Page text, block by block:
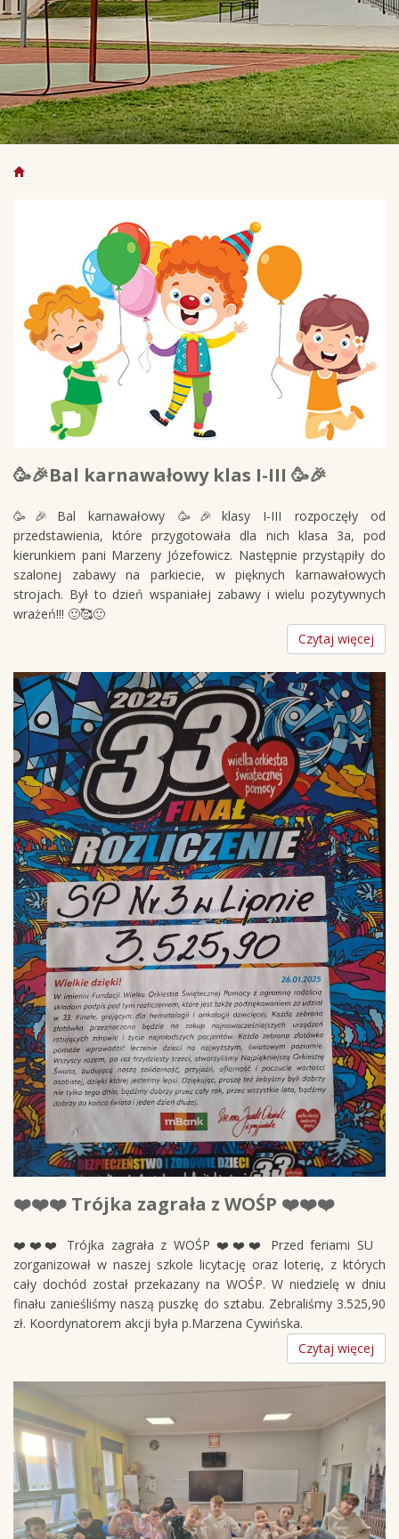
🥳🎉Bal karnawałowy klas I-III 🥳🎉
🥳🎉Bal karnawałowy 🥳🎉klasy I-III rozpoczęły od
przedstawienia, które przygotowała dla nich klasa 3a, pod
kierunkiem pani Marzeny Józefowicz. Następnie przystąpiły do
szalonej zabawy na parkiecie, w pięknych karnawałowych
strojach. Był to dzień wspaniałej zabawy i wielu pozytywnych
wrażeń!!! 🙂🥰🙂
Czytaj więcej
❤️❤️❤️ Trójka zagrała z WOŚP ❤️❤️❤️
❤️❤️❤️ Trójka zagrała z WOŚP ❤️❤️❤️ Przed feriami SU
zorganizował w naszej szkole licytację oraz loterię, z których
cały dochód został przekazany na WOŚP. W niedzielę w dniu
finału zanieśliśmy naszą puszkę do sztabu. Zebraliśmy 3.525,90
zł. Koordynatorem akcji była p.Marzena Cywińska.
Czytaj więcej